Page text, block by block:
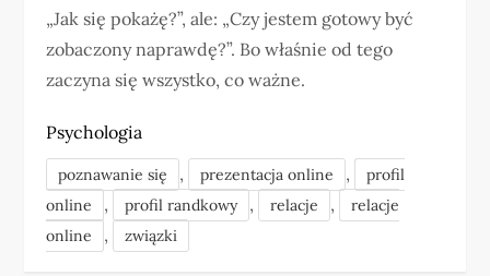
„Jak się pokażę?”, ale: „Czy jestem gotowy być
zobaczony naprawdę?”. Bo właśnie od tego
zaczyna się wszystko, co ważne.
Psychologia
poznawanie się , prezentacja online ,
profil
online
, profil randkowy , relacje ,
relacje
online
, związki